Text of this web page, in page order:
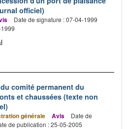
officiel)
Date de signature : 07-04-1999
comité permanent du
et chaussées (texte non
générale Avis
Date de
de publication : 25-05-2005